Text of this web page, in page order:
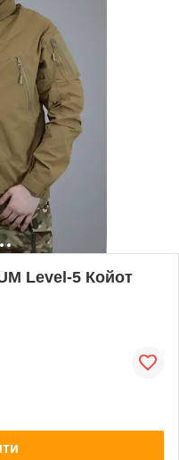
Level-5 Койот